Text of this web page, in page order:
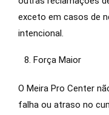
exceto em casos de
intencional.
Força Maior
O Meira Pro Center
falha ou atraso no